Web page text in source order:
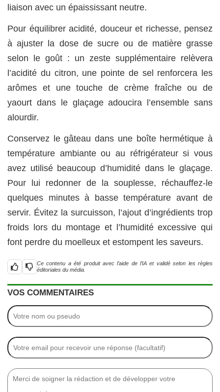
liaison avec un épaississant neutre.
Pour équilibrer acidité, douceur et richesse, pensez
à ajuster la dose de sucre ou de matière grasse
selon le goût : un zeste supplémentaire relèvera
l’acidité du citron, une pointe de sel renforcera les
arômes et une touche de crème fraîche ou de
yaourt dans le glaçage adoucira l’ensemble sans
alourdir.
Conservez le gâteau dans une boîte hermétique à
température ambiante ou au réfrigérateur si vous
avez utilisé beaucoup d’humidité dans le glaçage.
Pour lui redonner de la souplesse, réchauffez-le
quelques minutes à basse température avant de
servir. Évitez la surcuisson, l’ajout d’ingrédients trop
froids lors du montage et l’humidité excessive qui
font perdre du moelleux et estompent les saveurs.
Ce contenu a été produit avec l’aide de l’IA et validé selon les règles
éditoriales du média.
VOS COMMENTAIRES